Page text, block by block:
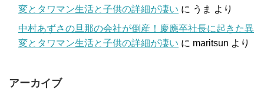
変とタワマン生活と子供の詳細が凄い に うま より
中村あずさの旦那の会社が倒産！慶應卒社長に起きた異
変とタワマン生活と子供の詳細が凄い に maritsun より
アーカイブ